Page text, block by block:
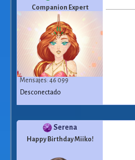
Companion Expert
Mensajes: 46 099
Desconectado
Serena
Happy Birthday Miiko!